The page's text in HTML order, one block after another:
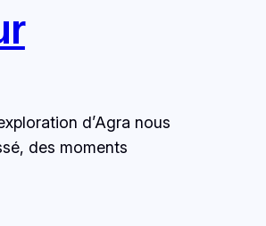
d’Agra nous
des moments